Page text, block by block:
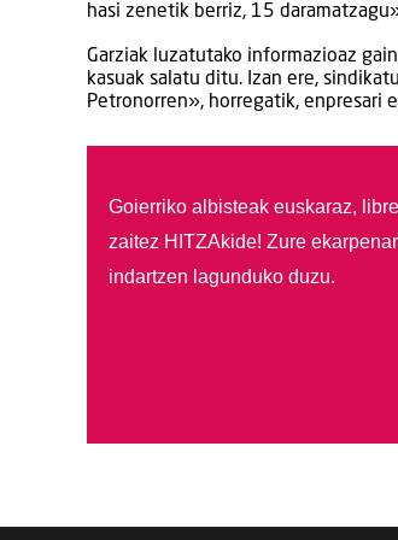
hasi zenetik berriz, 15
Garziak luzatutako informazioaz
kasuak salatu ditu. Izan ere,
Petronorren», horregatik, enpresari
Goierriko albisteak euskaraz,
zaitez HITZAkide! Zure
indartzen lagunduko duzu.